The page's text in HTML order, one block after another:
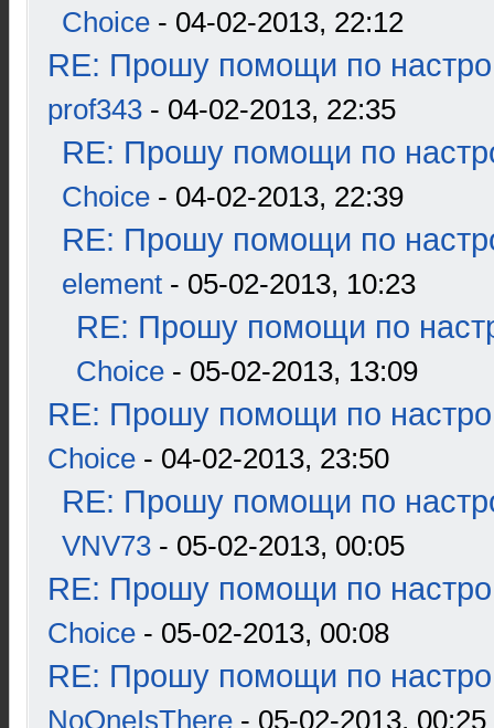
Choice - 04-02-2013, 22:12
RE: Прошу помощи по
prof343 - 04-02-2013, 22:35
RE: Прошу помощи по
Choice - 04-02-2013, 22:39
RE: Прошу помощи по
element - 05-02-2013, 10:23
RE: Прошу помощи по
Choice - 05-02-2013, 13:09
RE: Прошу помощи по
Choice - 04-02-2013, 23:50
RE: Прошу помощи по
VNV73 - 05-02-2013, 00:05
RE: Прошу помощи по
Choice - 05-02-2013, 00:08
RE: Прошу помощи по
NoOneIsThere - 05-02-2013, 00:25